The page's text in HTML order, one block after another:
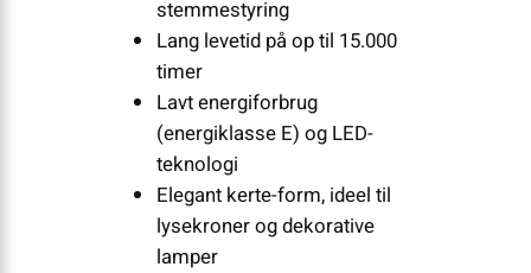
stemmestyring
Lang levetid på op til 15.000
timer
Lavt energiforbrug
(energiklasse E) og LED-
teknologi
Elegant kerte-form, ideel til
lysekroner og dekorative
lamper